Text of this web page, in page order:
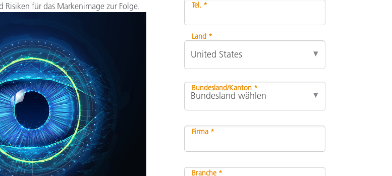
für das Markenimage zur Folge.
Tel. *
Land *
Bundesland/Kanton *
Firma *
Branche *